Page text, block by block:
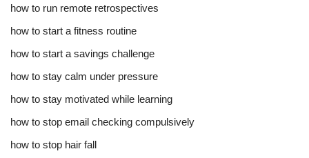
how to run remote retrospectives
how to start a fitness routine
how to start a savings challenge
how to stay calm under pressure
how to stay motivated while learning
how to stop email checking compulsively
how to stop hair fall